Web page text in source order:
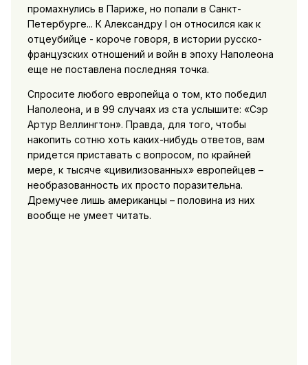
промахнулись в Париже, но попали в Санкт-
Петербурге... К Александру I он относился как к
отцеубийце - короче говоря, в истории русско-
французских отношений и войн в эпоху Наполеона
еще не поставлена последняя точка.
Спросите любого европейца о том, кто победил
Наполеона, и в 99 случаях из ста услышите: «Сэр
Артур Веллингтон». Правда, для того, чтобы
накопить сотню хоть каких-нибудь ответов, вам
придется приставать с вопросом, по крайней
мере, к тысяче «цивилизованных» европейцев –
необразованность их просто поразительна.
Дремучее лишь американцы – половина из них
вообще не умеет читать.